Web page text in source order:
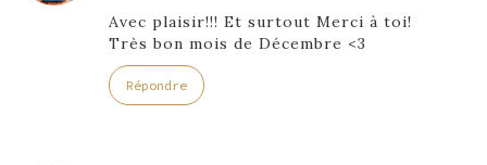
Avec plaisir!!! Et surtout Merci à toi!
Très bon mois de Décembre <3
Répondre